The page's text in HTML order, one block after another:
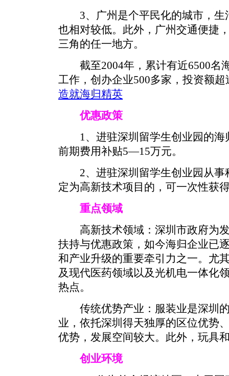
3、广州是个平民化的城市，生
也相对较低。此外，广州交通便捷
三角的任一地方。
截至2004年，累计有近6500名
工作，创办企业500多家，投资额
造就海归精英
优惠政策
1、进驻深圳留学生创业园的海
前期费用补贴5—15万元。
2、进驻深圳留学生创业园从事
定为高新技术项目的，可一次性获
重点领域
高新技术领域：深圳市政府为发
扶持与优惠政策，如今海归企业已
和产业升级的重要牵引力之一。尤
及现代医药领域以及光机电一体化
热点。
传统优势产业：服装业是深圳的
业，依托深圳得天独厚的区位优势
优势，发展空间较大。此外，玩具
创业环境